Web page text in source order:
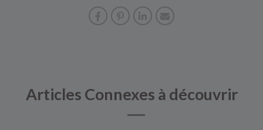
Articles Connexes à découvrir